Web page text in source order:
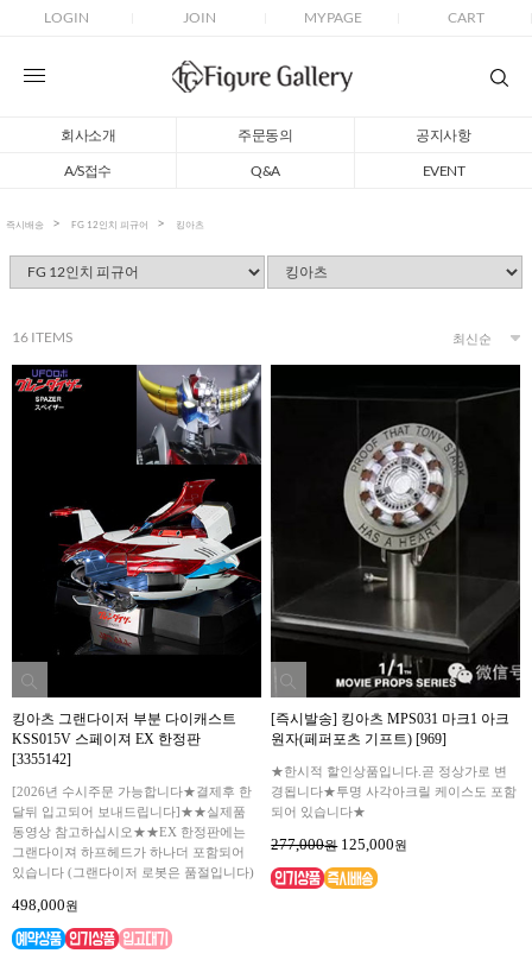
LOGIN JOIN MYPAGE CART
회사소개 주문동의
공지사항
A/S접수
Q&A EVENT
즉시배송 FG 12인치 피규어 킹아츠
16 ITEMS
킹아츠 그랜다이저 부분 다이캐스트
KSS015V 스페이져 EX 한정판
[3355142]
[2026년 수시주문 가능합니다★결제후 한
달뒤 입고되어 보내드립니다]★★실제품
동영상 참고하십시오★★EX 한정판에는
그랜다이져 하프헤드가 하나더 포함되어
있습니다 (그랜다이저 로봇은 품절입니다)
498,000원
[즉시발송] 킹아츠 MPS031 마크1 아크
원자(페퍼포츠 기프트) [969]
★한시적 할인상품입니다.곧 정상가로 변
경됩니다★투명 사각아크릴 케이스도 포함
되어 있습니다★
277,000원125,000원